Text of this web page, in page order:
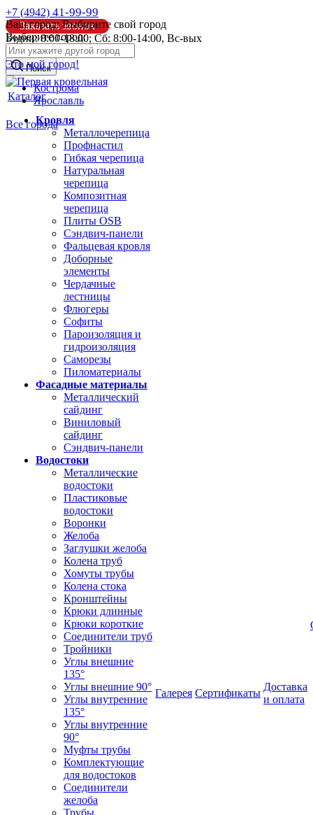
Ваш город: Выбирите свой город
Выберите город:
Это мой город!
Кострома
Ярославль
Все города
+7 (4942) 41-99-99
Заказать звонок
Будни: 8:00-18:00; Сб: 8:00-14:00, Вс-вых
info@pk44.ru
Поиск
Каталог
Кровля
Металлочерепица
Профнастил
Гибкая черепица
Натуральная
черепица
Композитная
черепица
Плиты OSB
Сэндвич-панели
Фальцевая кровля
Доборные
элементы
Чердачные
лестницы
Флюгеры
Софиты
Пароизоляция и
гидроизоляция
Саморезы
Пиломатериалы
Фасадные материалы
Металлический
сайдинг
Виниловый
сайдинг
Сэндвич-панели
Водостоки
Металлические
водостоки
Пластиковые
водостоки
Воронки
Желоба
Заглушки желоба
Колена труб
Хомуты трубы
Колена стока
Кронштейны
Крюки длинные
Крюки короткие
Соединители труб
Тройники
Углы внешние
135°
Углы внешние 90°
Углы внутренние
135°
Углы внутренние
90°
Муфты трубы
Комплектующие
для водостоков
Соединители
желоба
Трубы
Галерея Сертификаты
Доставка
и оплата